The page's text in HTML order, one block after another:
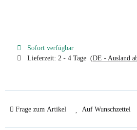
Sofort verfügbar
Lieferzeit: 2 - 4 Tage (DE - Ausland
Frage zum Artikel Auf Wunschzettel